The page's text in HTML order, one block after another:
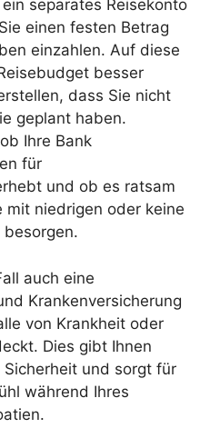
separates Reisekonto
einen festen Betrag
einzahlen. Auf diese
besser
dass Sie nicht
geplant haben.
Ihre Bank
für
und ob es ratsam
niedrigen oder keine
auch eine
Krankenversicherung
von Krankheit oder
Dies gibt Ihnen
und sorgt für
während Ihres